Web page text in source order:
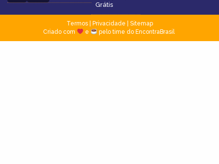
Grátis
Termos| Privacidade
Sitemap
Criado com
e pelo time do EncontraBrasil